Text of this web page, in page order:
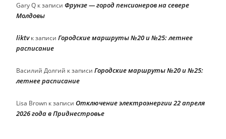
Gary Q к записи Фрунзе — город пенсионеров на севере
Молдовы
liktvк записи Городские маршруты №20 и №25: летнее
расписание
Василий Долгий к записи Городские маршруты №20 и №25:
летнее расписание
Lisa Brown к записи Отключение электроэнергии 22 апреля
2026 года в Приднестровье